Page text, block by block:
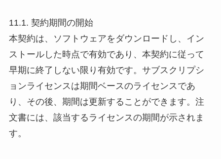
11.1. 契約期間の開始
本契約は、ソフトウェアをダウンロードし、イン
ストールした時点で有効であり、本契約に従って
早期に終了しない限り有効です。サブスクリプシ
ョンライセンスは期間ベースのライセンスであ
り、その後、期間は更新することができます。注
文書には、該当するライセンスの期間が示されま
す。